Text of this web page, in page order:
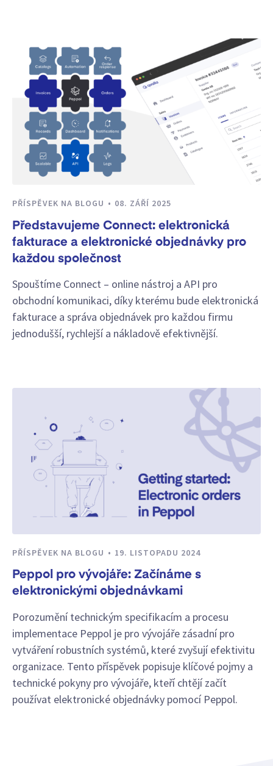
PŘÍSPĚVEK NA BLOGU 08. ZÁŘÍ 2025
Představujeme Connect: elektronická
fakturace a elektronické objednávky pro
každou společnost
Spouštíme Connect – online nástroj a API pro
obchodní komunikaci, díky kterému bude elektronická
fakturace a správa objednávek pro každou firmu
jednodušší, rychlejší a nákladově efektivnější.
PŘÍSPĚVEK NA BLOGU 19. LISTOPADU 2024
Peppol pro vývojáře: Začínáme s
elektronickými objednávkami
Porozumění technickým specifikacím a procesu
implementace Peppol je pro vývojáře zásadní pro
vytváření robustních systémů, které zvyšují efektivitu
organizace. Tento příspěvek popisuje klíčové pojmy a
technické pokyny pro vývojáře, kteří chtějí začít
používat elektronické objednávky pomocí Peppol.